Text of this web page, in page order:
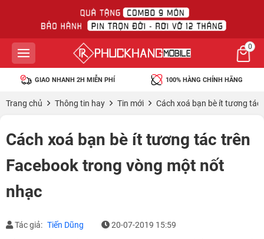
0
GIAO NHANH 2H MIỄN PHÍ 100% HÀNG CHÍNH HÃNG
Trang chủ Thông tin hay Tin mới Cách xoá bạn bè ít tương
Cách xoá bạn bè ít tương tác trên
Facebook trong vòng một nốt
nhạc
Tác giả: Tiến Dũng 20-07-2019 15:59